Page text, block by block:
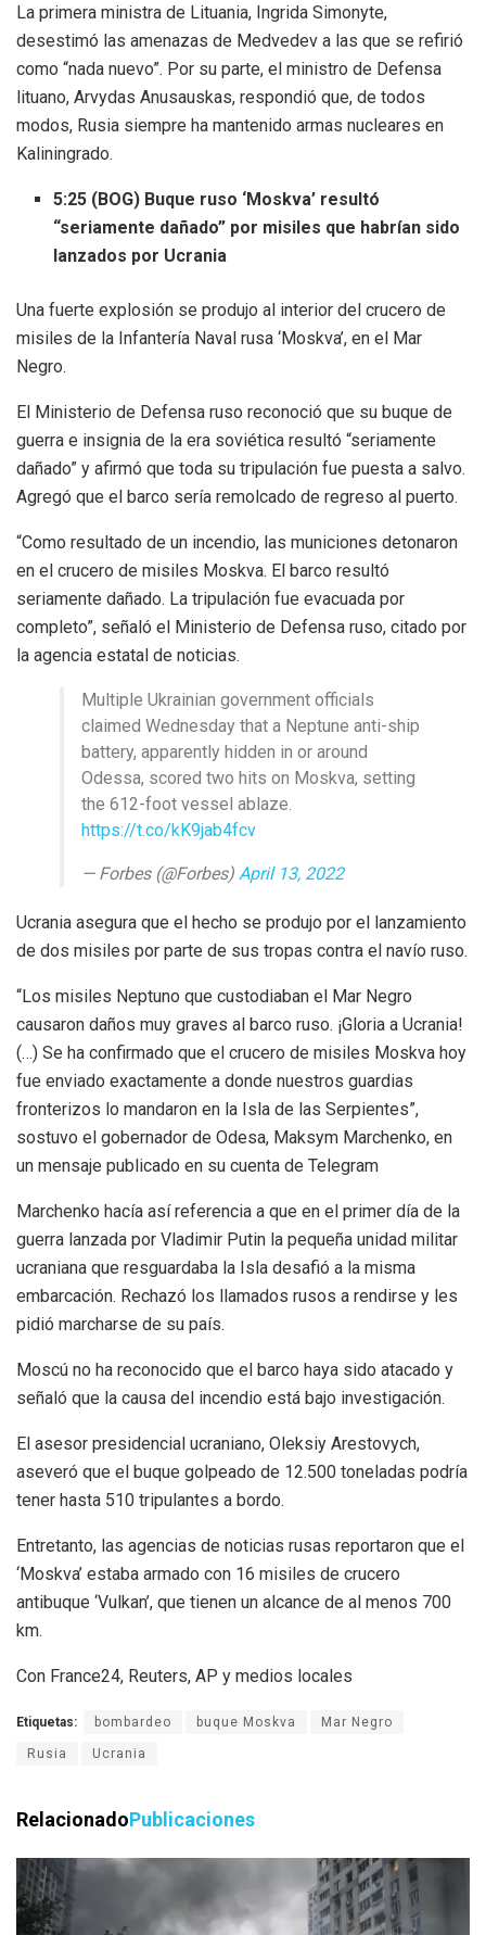
La primera ministra de Lituania, Ingrida Simonyte,
desestimó las amenazas de Medvedev a las que se refirió
como “nada nuevo”. Por su parte, el ministro de Defensa
lituano, Arvydas Anusauskas, respondió que, de todos
modos, Rusia siempre ha mantenido armas nucleares en
Kaliningrado.
5:25 (BOG) Buque ruso ‘Moskva’ resultó
“seriamente dañado” por misiles que habrían sido
lanzados por Ucrania
Una fuerte explosión se produjo al interior del crucero de
misiles de la Infantería Naval rusa ‘Moskva’, en el Mar
Negro.
El Ministerio de Defensa ruso reconoció que su buque de
guerra e insignia de la era soviética resultó “seriamente
dañado” y afirmó que toda su tripulación fue puesta a salvo.
Agregó que el barco sería remolcado de regreso al puerto.
“Como resultado de un incendio, las municiones detonaron
en el crucero de misiles Moskva. El barco resultó
seriamente dañado. La tripulación fue evacuada por
completo”, señaló el Ministerio de Defensa ruso, citado por
la agencia estatal de noticias.
Multiple Ukrainian government officials
claimed Wednesday that a Neptune anti-ship
battery, apparently hidden in or around
Odessa, scored two hits on Moskva, setting
the 612-foot vessel ablaze.
https://t.co/kK9jab4fcv
— Forbes (@Forbes) April 13, 2022
Ucrania asegura que el hecho se produjo por el lanzamiento
de dos misiles por parte de sus tropas contra el navío ruso.
“Los misiles Neptuno que custodiaban el Mar Negro
causaron daños muy graves al barco ruso. ¡Gloria a Ucrania!
(…) Se ha confirmado que el crucero de misiles Moskva hoy
fue enviado exactamente a donde nuestros guardias
fronterizos lo mandaron en la Isla de las Serpientes”,
sostuvo el gobernador de Odesa, Maksym Marchenko, en
un mensaje publicado en su cuenta de Telegram
Marchenko hacía así referencia a que en el primer día de la
guerra lanzada por Vladimir Putin la pequeña unidad militar
ucraniana que resguardaba la Isla desafió a la misma
embarcación. Rechazó los llamados rusos a rendirse y les
pidió marcharse de su país.
Moscú no ha reconocido que el barco haya sido atacado y
señaló que la causa del incendio está bajo investigación.
El asesor presidencial ucraniano, Oleksiy Arestovych,
aseveró que el buque golpeado de 12.500 toneladas podría
tener hasta 510 tripulantes a bordo.
Entretanto, las agencias de noticias rusas reportaron que el
‘Moskva’ estaba armado con 16 misiles de crucero
antibuque ‘Vulkan’, que tienen un alcance de al menos 700
km.
Con France24, Reuters, AP y medios locales
Etiquetas: bombardeo buque Moskva Mar Negro
Rusia Ucrania
RelacionadoPublicaciones